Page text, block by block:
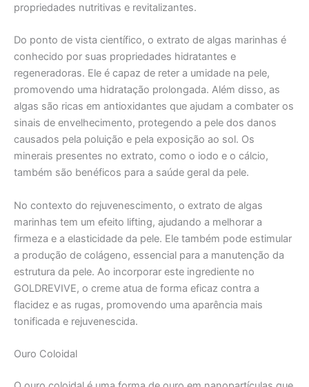
propriedades nutritivas e revitalizantes.
Do ponto de vista científico, o extrato de algas marinhas é
conhecido por suas propriedades hidratantes e
regeneradoras. Ele é capaz de reter a umidade na pele,
promovendo uma hidratação prolongada. Além disso, as
algas são ricas em antioxidantes que ajudam a combater os
sinais de envelhecimento, protegendo a pele dos danos
causados pela poluição e pela exposição ao sol. Os
minerais presentes no extrato, como o iodo e o cálcio,
também são benéficos para a saúde geral da pele.
No contexto do rejuvenescimento, o extrato de algas
marinhas tem um efeito lifting, ajudando a melhorar a
firmeza e a elasticidade da pele. Ele também pode estimular
a produção de colágeno, essencial para a manutenção da
estrutura da pele. Ao incorporar este ingrediente no
GOLDREVIVE, o creme atua de forma eficaz contra a
flacidez e as rugas, promovendo uma aparência mais
tonificada e rejuvenescida.
Ouro Coloidal